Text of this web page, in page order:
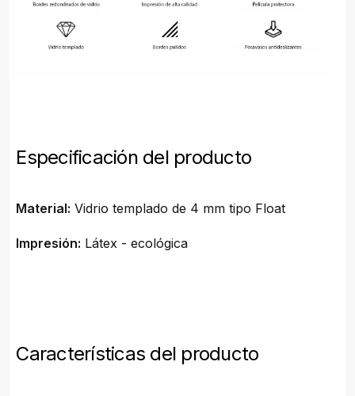
Especificación del producto
Material: Vidrio templado de 4 mm tipo Float
Impresión: Látex - ecológica
Características del producto